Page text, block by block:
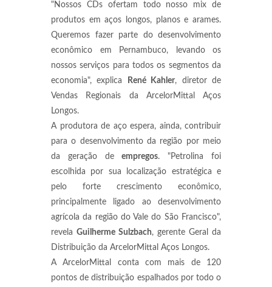
"Nossos CDs ofertam todo nosso mix de
produtos em aços longos, planos e arames.
Queremos fazer parte do desenvolvimento
econômico em Pernambuco, levando os
nossos serviços para todos os segmentos da
economia", explica
René Kahler, diretor de
Vendas Regionais da ArcelorMittal Aços
Longos.
A produtora de aço espera, ainda, contribuir
para o desenvolvimento da região por meio
da geração de empregos. "Petrolina foi
escolhida por sua localização estratégica e
pelo forte crescimento econômico,
principalmente ligado ao desenvolvimento
agrícola da região do Vale do São Francisco",
revela Guilherme Sulzbach, gerente Geral da
Distribuição da ArcelorMittal Aços Longos.
A ArcelorMittal conta com mais de 120
pontos de distribuição espalhados por todo o